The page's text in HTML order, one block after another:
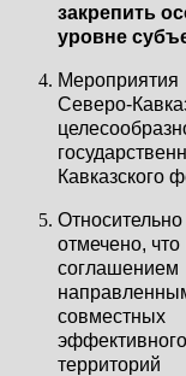
закрепить
уровне
Северо-
Кавказского
отмечено,